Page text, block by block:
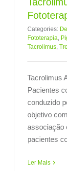
Categories:
Fototerapia,
Tacrolimus,
Tacrolimus
Pacientes
conduzido
objetivo
associação
pacientes
Ler Mais